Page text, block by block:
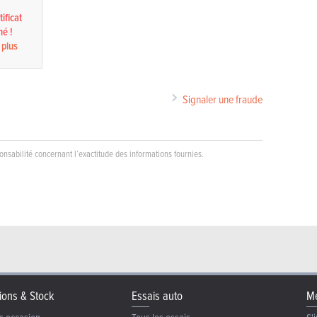
!
Signaler une fraude
concernant l’exactitude des informations fournies.
& Stock Essais auto